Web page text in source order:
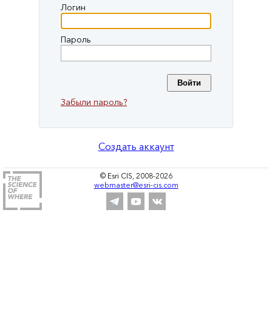
Логин
Пароль
Забыли пароль?
Создать аккаунт
© Esri CIS, 2008-2026
webmaster@esri-cis.com